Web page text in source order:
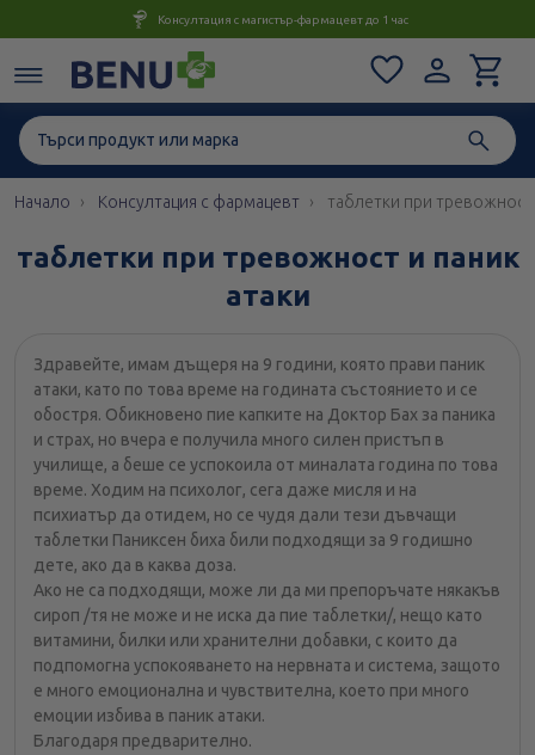
Консултация с магистър-фармацевт до 1 час
Начало Консултация с фармацевт таблетки при тревожност
таблетки при тревожност и паник
атаки
Здравейте, имам дъщеря на 9 години, която прави паник
атаки, като по това време на годината състоянието и се
обостря. Обикновено пие капките на Доктор Бах за паника
и страх, но вчера е получила много силен пристъп в
училище, а беше се успокоила от миналата година по това
време. Ходим на психолог, сега даже мисля и на
психиатър да отидем, но се чудя дали тези дъвчащи
таблетки Паниксен биха били подходящи за 9 годишно
дете, ако да в каква доза.
Ако не са подходящи, може ли да ми препоръчате някакъв
сироп /тя не може и не иска да пие таблетки/, нещо като
витамини, билки или хранителни добавки, с които да
подпомогна успокояването на нервната и система, защото
е много емоционална и чувствителна, което при много
емоции избива в паник атаки.
Благодаря предварително.